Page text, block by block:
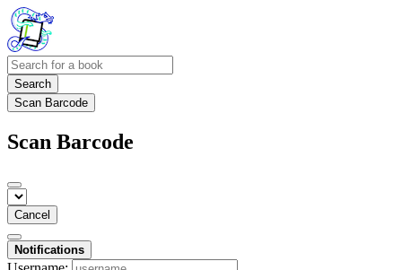
Search
Scan Barcode
Scan Barcode
Cancel
Notifications